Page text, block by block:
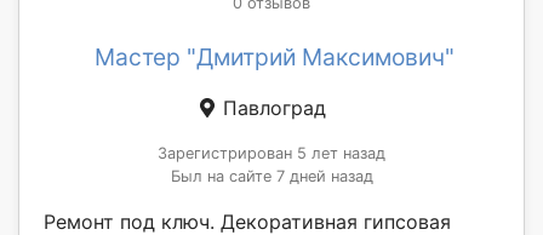
Мастер "Дмитрий Максимович"
Павлоград
Зарегистрирован 5 лет назад
Был на сайте 7 дней назад
Ремонт под ключ. Декоративная гипсовая